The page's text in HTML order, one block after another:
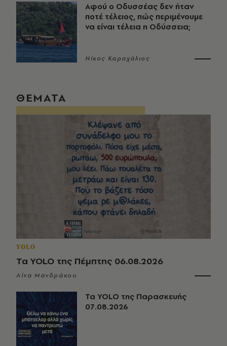
Αφού ο Οδυσσέας δεν ήταν
ποτέ τέλειος, πώς περιμένουμε
να είναι τέλεια η Οδύσσεια;
Νίκος Καραχάλιος
ΘΕΜΑΤΑ
YOLO
Τα YOLO της Πέμπτης 06.08.2026
Λίνα Μανδράκου
Τα YOLO της Παρασκευής
07.08.2026